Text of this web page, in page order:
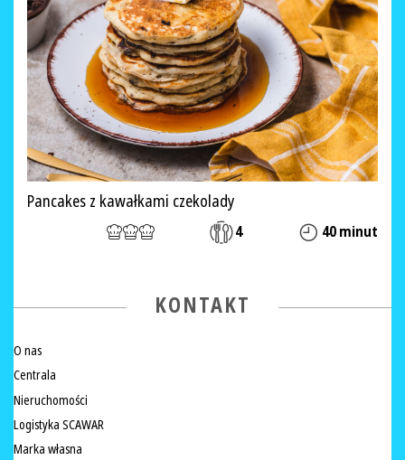
Pancakes z kawałkami czekolady
4 40 minut
KONTAKT
O nas
Centrala
Nieruchomości
Logistyka SCAWAR
Marka własna